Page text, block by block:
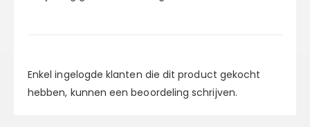
Enkel ingelogde klanten die dit product gekocht
hebben, kunnen een beoordeling schrijven.